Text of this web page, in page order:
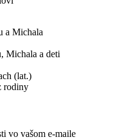
a Michala
Michala a deti
(lat.)
rodiny
vo vašom e-maile